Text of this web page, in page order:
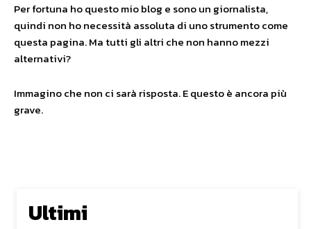
Per fortuna ho questo mio blog e sono un giornalista,
quindi non ho necessità assoluta di uno strumento come
questa pagina. Ma tutti gli altri che non hanno mezzi
alternativi?
Immagino che non ci sarà risposta. E questo è ancora più
grave.
Ultimi